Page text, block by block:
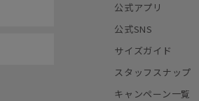
公式アプリ
公式SNS
サイズガイド
スタッフスナップ
キャンペーン一覧